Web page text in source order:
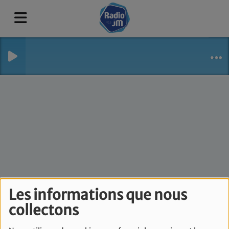
Les informations que nous
collectons
Droit au but - Mardi
26 Mars